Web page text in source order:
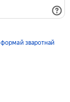
формай зваротнай